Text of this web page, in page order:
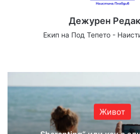
Дежурен
Екип на Под Тепето -
te bo
ok
e
Живот